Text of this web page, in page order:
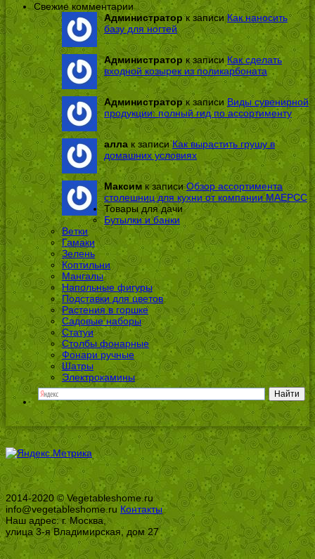
Свежие комментарии
Администраторк записиКак наносить
базу для ногтей
Администраторк записи Как сделать
входной козырек из поликарбоната
Администраторк записи Виды сувенирной
продукции: полный гид по ассортименту
алла к записиКак вырастить грушу в
домашних условиях
Максимк записиОбзор ассортимента
столешниц для кухни от компании МАЕРСС
Товары для дачи
Бутылки и банки
Ветки
Гамаки
Зелень
Коптильни
Мангалы
Напольные фигуры
Подставки для цветов
Растения в горшке
Садовые наборы
Статуи
Столбы фонарные
Фонари ручные
Шатры
Электрокамины
2014-2020 © Vegetableshome.ru
info@vegetableshome.ru Контакты
Наш адрес: г. Москва,
улица 3-я Владимирская, дом 27